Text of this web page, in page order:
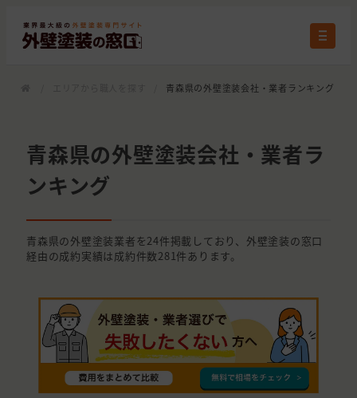
青森県の外壁塗装会社・業者ランキング
青森県の外壁塗装会社・業者ラ
ンキング
青森県の外壁塗装業者を24件掲載しており、外壁塗装の窓口
経由の成約実績は成約件数281件あります。